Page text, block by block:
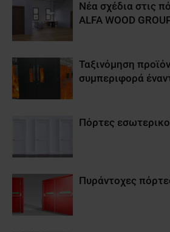
Νέα σχέδια στις
ALFA WOOD
Ταξινόμηση
συμπεριφορά
Πόρτες
Πυράντοχες